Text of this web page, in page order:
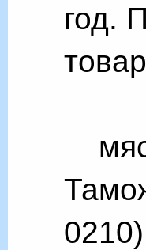
год.
0210)